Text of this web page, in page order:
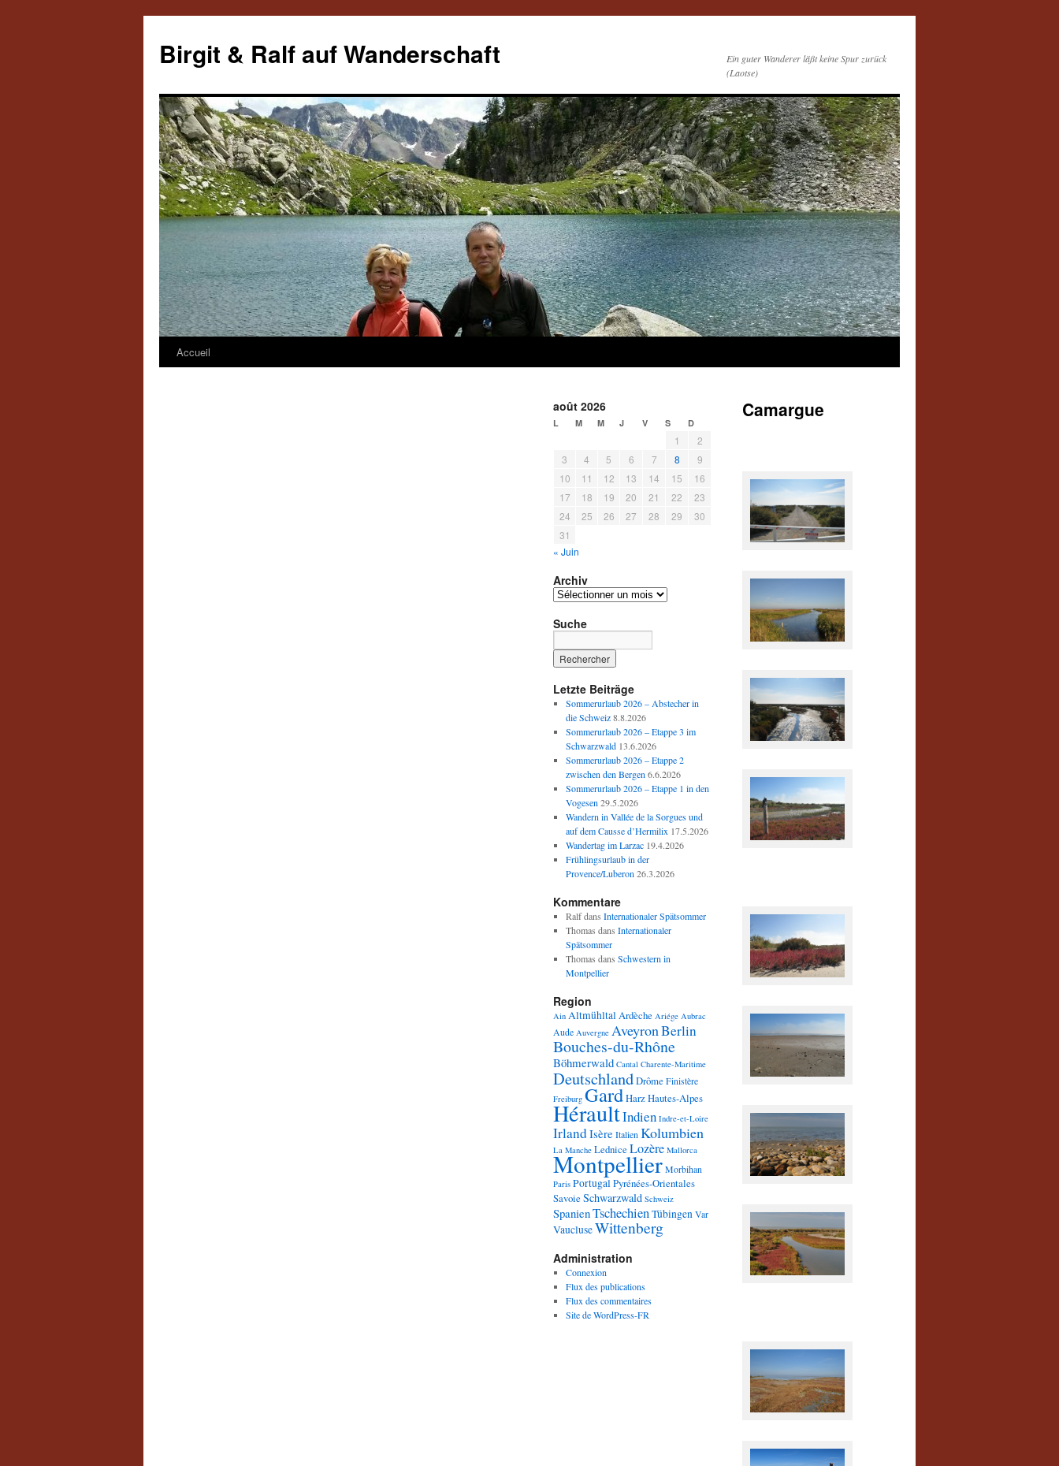
contenu
Birgit & Ralf auf Wanderschaft
Ein guter Wanderer läßt keine Spur zurück
(Laotse)
Accueil
Camargue
Durchgang verboten!
In der Camargue
In der Camargue
In der Camargue
In der Camargue
In der Camargue
In der Camargue
In der Camargue
In der Camargue
août 2026
L M M J V S D
1
2
3
4 5 6 7 8
9
10
11 12 13 14 15
16
17
18 19 20 21 22
23
24
25 26 27 28 29
30
31
« Juin
Archiv
Archiv
Suche
Letzte Beiträge
Sommerurlaub 2026 – Abstecher in
die Schweiz 8.8.2026
Sommerurlaub 2026 – Etappe 3 im
Schwarzwald 13.6.2026
Sommerurlaub 2026 – Etappe 2
zwischen den Bergen 6.6.2026
Sommerurlaub 2026 – Etappe 1 in den
Vogesen 29.5.2026
Wandern in Vallée de la Sorgues und
auf dem Causse d’Hermilix 17.5.2026
Wandertag im Larzac 19.4.2026
Frühlingsurlaub in der
Provence/Luberon 26.3.2026
Kommentare
Ralfdans Internationaler Spätsommer
Thomas dans Internationaler
Spätsommer
Thomas dans Schwestern in
Montpellier
Region
Ain AltmühltalArdèche Ariége Aubrac
Aude Auvergne AveyronBerlin
Bouches-du-Rhône
Böhmerwald Cantal Charente-Maritime
DeutschlandDrômeFinistère
Freiburg GardHarzHautes-Alpes
HéraultIndien Indre-et-Loire
IrlandIsèreItalien Kolumbien
La Manche LedniceLozère Mallorca
MontpellierMorbihan
Paris PortugalPyrénées-Orientales
SavoieSchwarzwald Schweiz
SpanienTschechienTübingenVar
VaucluseWittenberg
Administration
Connexion
Flux des publications
Flux des commentaires
Site de WordPress-FR